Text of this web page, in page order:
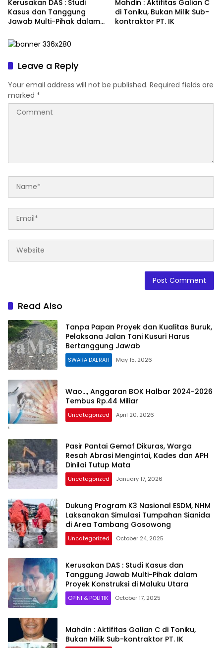
Kerusakan DAS : Studi
Kasus dan Tanggung
Jawab Multi-Pihak dalam
Maluku Utara
Mahdin : Aktifitas Galian C
di Toniku, Bukan Milik Sub-
kontraktor PT. IK
Leave a Reply
Your email address will not be published. Required fields are
marked *
Read Also
Tanpa Papan Proyek dan Kualitas Buruk,
Pelaksana Jalan Tani Kusuri Harus
Bertanggung Jawab
SWARA DAERAH May 15, 2026
Wao…, Anggaran BOK Halbar 2024-2026
Tembus Rp.44 Miliar
Uncategorized April 20, 2026
Pasir Pantai Gemaf Dikuras, Warga
Resah Abrasi Mengintai, Kades dan APH
Dinilai Tutup Mata
Uncategorized January 17, 2026
Dukung Program K3 Nasional ESDM, NHM
Laksanakan Simulasi Tumpahan Sianida
di Area Tambang Gosowong
Uncategorized October 24, 2025
Kerusakan DAS : Studi Kasus dan
Tanggung Jawab Multi-Pihak dalam
Proyek Konstruksi di Maluku Utara
OPINI & POLITIK October 17, 2025
Mahdin : Aktifitas Galian C di Toniku,
Bukan Milik Sub-kontraktor PT. IK